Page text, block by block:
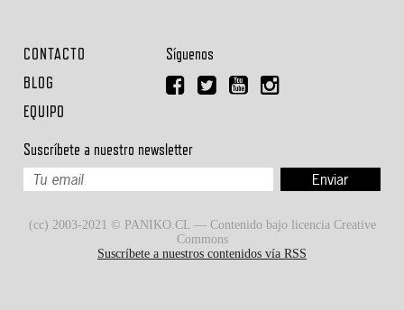
CONTACTO
BLOG
EQUIPO
Síguenos
Suscríbete a nuestro newsletter
(cc) 2003-2021 © PANIKO.CL — Contenido bajo licencia Creative
Commons
Suscríbete a nuestros contenidos vía RSS